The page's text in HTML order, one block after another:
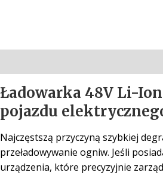
Ładowarka 48V Li-
pojazdu
Najczęstszą przyczyną szybkiej
przeładowywanie ogniw. Jeśli
urządzenia, które precyzyjnie